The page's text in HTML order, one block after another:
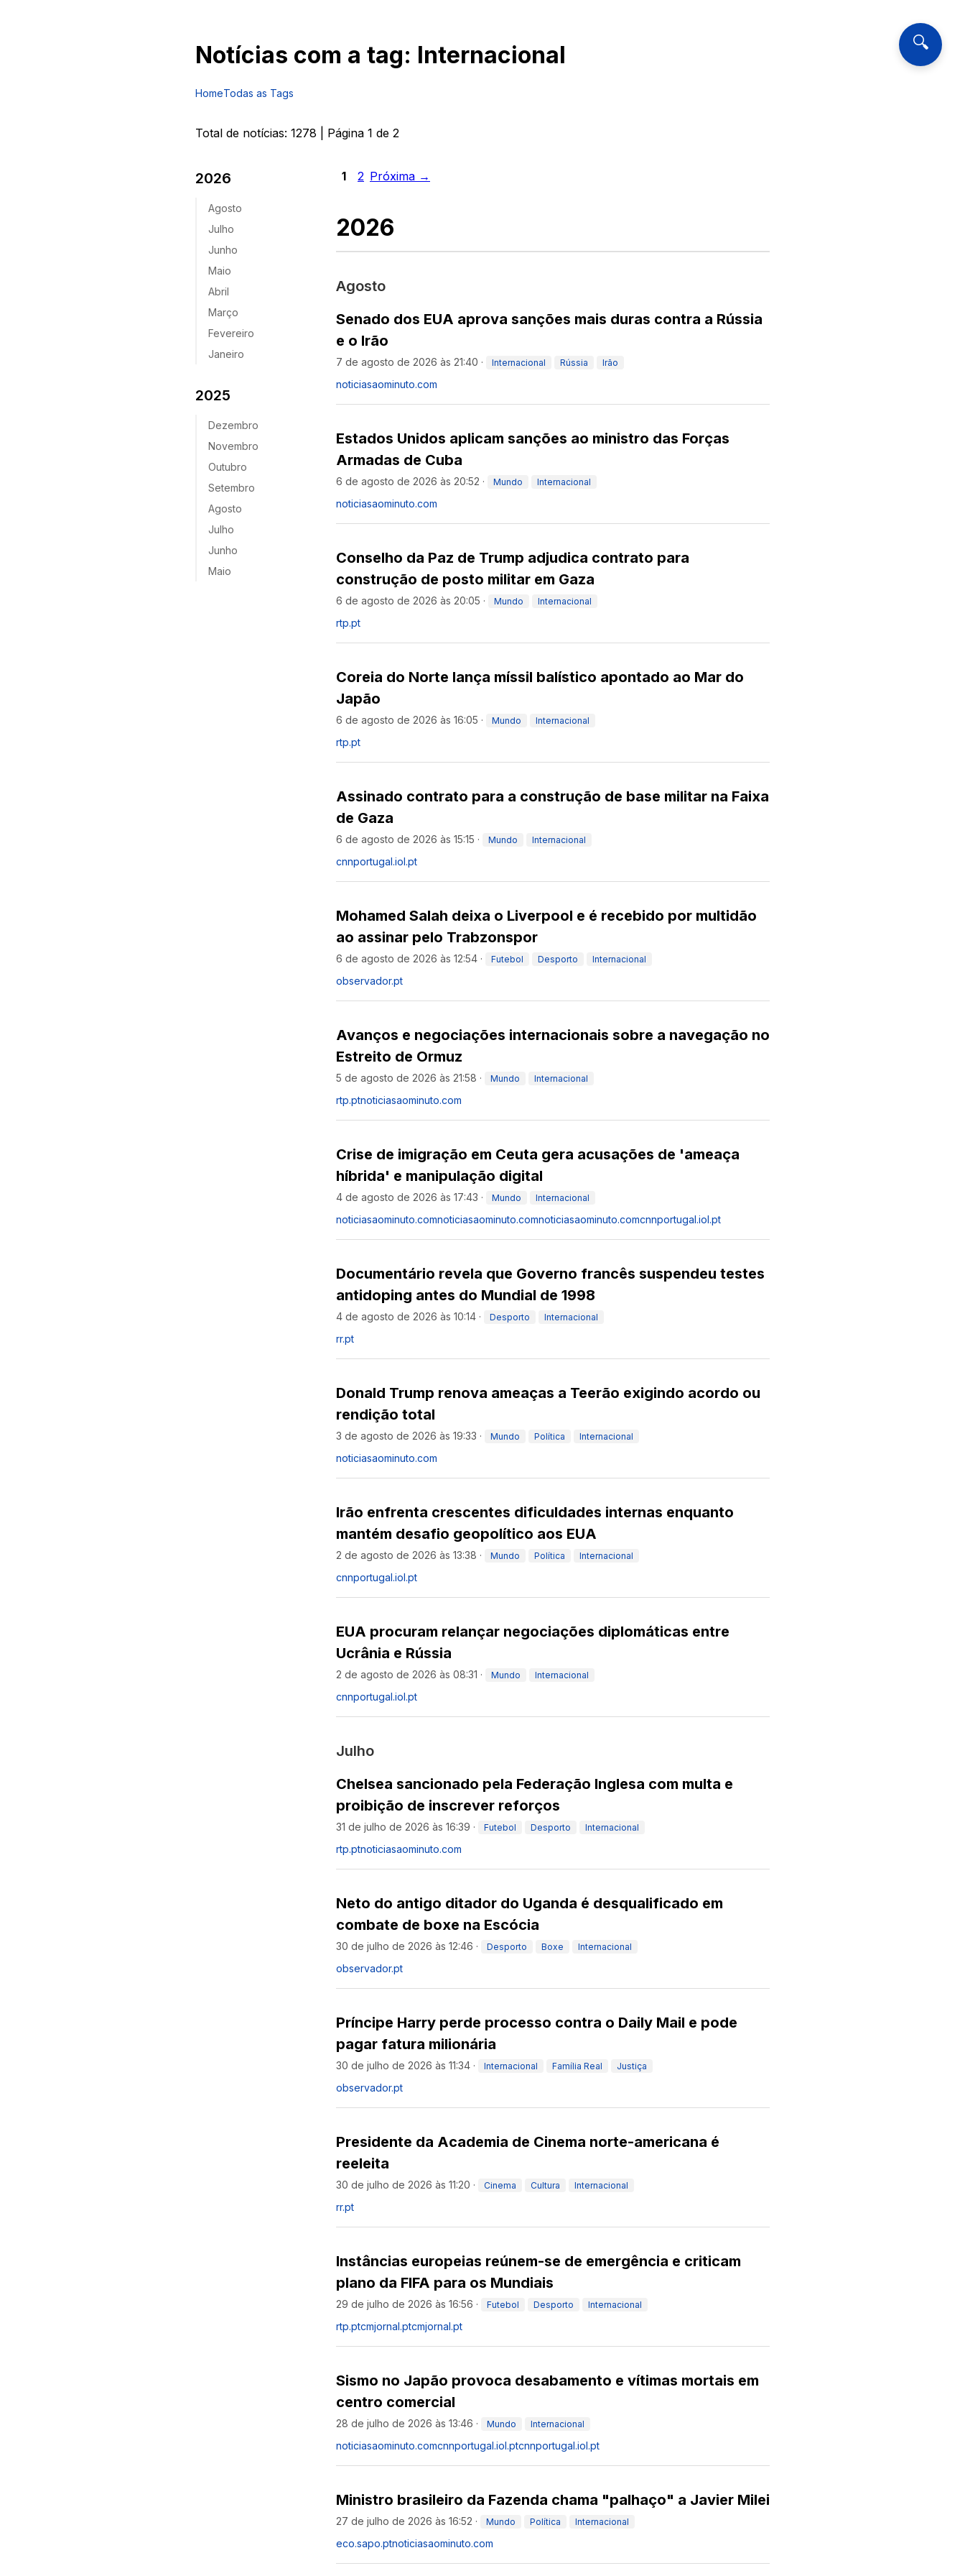
🔍
Notícias com a tag: Internacional
HomeTodas as Tags
Total de notícias: 1278 | Página 1 de 2
2026
Agosto
Julho
Junho
Maio
Abril
Março
Fevereiro
Janeiro
2025
Dezembro
Novembro
Outubro
Setembro
Agosto
Julho
Junho
Maio
1 2 Próxima →
2026
Agosto
Senado dos EUA aprova sanções mais duras contra a Rússia
e o Irão
7 de agosto de 2026 às 21:40 · Internacional Rússia Irão
noticiasaominuto.com
Estados Unidos aplicam sanções ao ministro das Forças
Armadas de Cuba
6 de agosto de 2026 às 20:52 · Mundo Internacional
noticiasaominuto.com
Conselho da Paz de Trump adjudica contrato para
construção de posto militar em Gaza
6 de agosto de 2026 às 20:05 · Mundo Internacional
rtp.pt
Coreia do Norte lança míssil balístico apontado ao Mar do
Japão
6 de agosto de 2026 às 16:05 · Mundo Internacional
rtp.pt
Assinado contrato para a construção de base militar na Faixa
de Gaza
6 de agosto de 2026 às 15:15 · Mundo Internacional
cnnportugal.iol.pt
Mohamed Salah deixa o Liverpool e é recebido por multidão
ao assinar pelo Trabzonspor
6 de agosto de 2026 às 12:54 · Futebol Desporto Internacional
observador.pt
Avanços e negociações internacionais sobre a navegação no
Estreito de Ormuz
5 de agosto de 2026 às 21:58 · Mundo Internacional
rtp.ptnoticiasaominuto.com
Crise de imigração em Ceuta gera acusações de 'ameaça
híbrida' e manipulação digital
4 de agosto de 2026 às 17:43 · Mundo Internacional
noticiasaominuto.comnoticiasaominuto.comnoticiasaominuto.comcnnportugal.iol.pt
Documentário revela que Governo francês suspendeu testes
antidoping antes do Mundial de 1998
4 de agosto de 2026 às 10:14 · Desporto Internacional
rr.pt
Donald Trump renova ameaças a Teerão exigindo acordo ou
rendição total
3 de agosto de 2026 às 19:33 · Mundo Política Internacional
noticiasaominuto.com
Irão enfrenta crescentes dificuldades internas enquanto
mantém desafio geopolítico aos EUA
2 de agosto de 2026 às 13:38 · Mundo Política Internacional
cnnportugal.iol.pt
EUA procuram relançar negociações diplomáticas entre
Ucrânia e Rússia
2 de agosto de 2026 às 08:31 · Mundo Internacional
cnnportugal.iol.pt
Julho
Chelsea sancionado pela Federação Inglesa com multa e
proibição de inscrever reforços
31 de julho de 2026 às 16:39 · Futebol Desporto Internacional
rtp.ptnoticiasaominuto.com
Neto do antigo ditador do Uganda é desqualificado em
combate de boxe na Escócia
30 de julho de 2026 às 12:46 · Desporto Boxe Internacional
observador.pt
Príncipe Harry perde processo contra o Daily Mail e pode
pagar fatura milionária
30 de julho de 2026 às 11:34 · Internacional Família Real Justiça
observador.pt
Presidente da Academia de Cinema norte-americana é
reeleita
30 de julho de 2026 às 11:20 · Cinema Cultura Internacional
rr.pt
Instâncias europeias reúnem-se de emergência e criticam
plano da FIFA para os Mundiais
29 de julho de 2026 às 16:56 · Futebol Desporto Internacional
rtp.ptcmjornal.ptcmjornal.pt
Sismo no Japão provoca desabamento e vítimas mortais em
centro comercial
28 de julho de 2026 às 13:46 · Mundo Internacional
noticiasaominuto.comcnnportugal.iol.ptcnnportugal.iol.pt
Ministro brasileiro da Fazenda chama "palhaço" a Javier Milei
27 de julho de 2026 às 16:52 · Mundo Política Internacional
eco.sapo.ptnoticiasaominuto.com